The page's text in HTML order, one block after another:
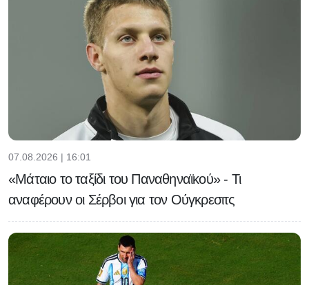
07.08.2026 | 16:01
«Μάταιο το ταξίδι του Παναθηναϊκού» - Τι
αναφέρουν οι Σέρβοι για τον Ούγκρεσιτς